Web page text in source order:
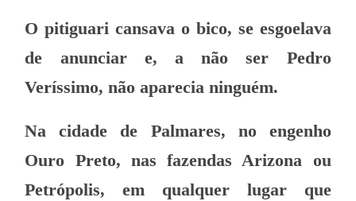
O pitiguari cansava o bico, se esgoelava
de anunciar e, a não ser Pedro
Veríssimo, não aparecia ninguém.
Na cidade de Palmares, no engenho
Ouro Preto, nas fazendas Arizona ou
Petrópolis, em qualquer lugar que